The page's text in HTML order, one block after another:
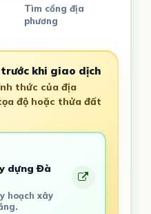
Tìm cổng địa
phương
khi giao dịch
thức của địa
độ hoặc thửa đất
dựng Đà
hoạch xây